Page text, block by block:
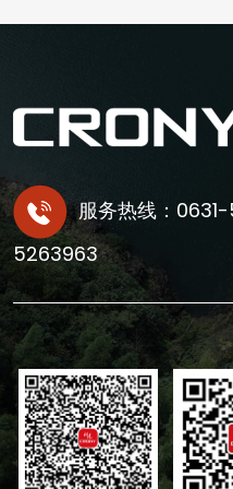
服务热线：
5263963